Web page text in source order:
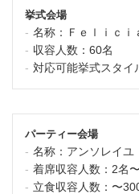
挙式会場
名称：
Ｆｅｌｉｃｉ
収容人数： 60名
対応可能挙式スタイ
パーティー会場
名称： アンソレイユ
着席収容人数： 2名
立食収容人数： 〜